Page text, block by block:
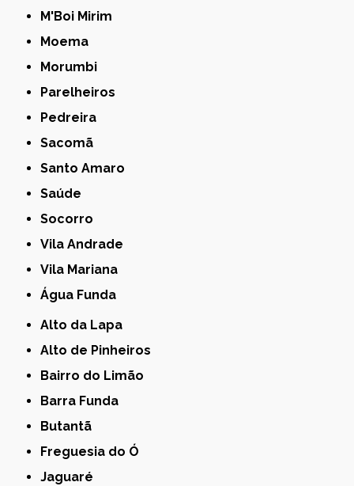
M'Boi Mirim
Moema
Morumbi
Parelheiros
Pedreira
Sacomã
Santo Amaro
Saúde
Socorro
Vila Andrade
Vila Mariana
Água Funda
Alto da Lapa
Alto de Pinheiros
Bairro do Limão
Barra Funda
Butantã
Freguesia do Ó
Jaguaré